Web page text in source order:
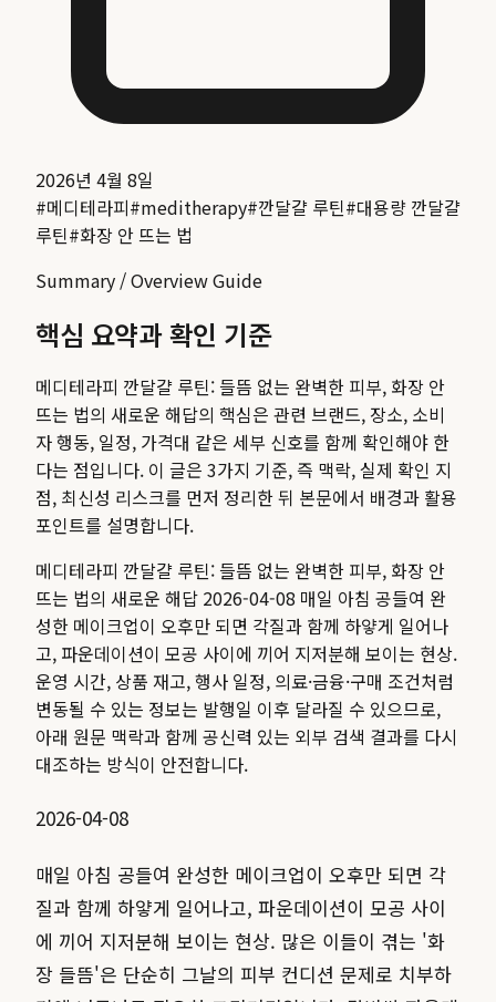
2026년 4월 8일
#메디테라피#meditherapy#깐달걀 루틴#대용량 깐달걀
루틴#화장 안 뜨는 법
Summary / Overview Guide
핵심 요약과 확인 기준
메디테라피 깐달걀 루틴: 들뜸 없는 완벽한 피부, 화장 안
뜨는 법의 새로운 해답의 핵심은 관련 브랜드, 장소, 소비
자 행동, 일정, 가격대 같은 세부 신호를 함께 확인해야 한
다는 점입니다. 이 글은 3가지 기준, 즉 맥락, 실제 확인 지
점, 최신성 리스크를 먼저 정리한 뒤 본문에서 배경과 활용
포인트를 설명합니다.
메디테라피 깐달걀 루틴: 들뜸 없는 완벽한 피부, 화장 안
뜨는 법의 새로운 해답 2026-04-08 매일 아침 공들여 완
성한 메이크업이 오후만 되면 각질과 함께 하얗게 일어나
고, 파운데이션이 모공 사이에 끼어 지저분해 보이는 현상.
운영 시간, 상품 재고, 행사 일정, 의료·금융·구매 조건처럼
변동될 수 있는 정보는 발행일 이후 달라질 수 있으므로,
아래 원문 맥락과 함께 공신력 있는 외부 검색 결과를 다시
대조하는 방식이 안전합니다.
2026-04-08
매일 아침 공들여 완성한 메이크업이 오후만 되면 각
질과 함께 하얗게 일어나고, 파운데이션이 모공 사이
에 끼어 지저분해 보이는 현상. 많은 이들이 겪는 '화
장 들뜸'은 단순히 그날의 피부 컨디션 문제로 치부하